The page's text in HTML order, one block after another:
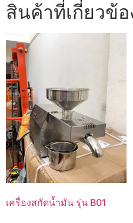
สินค้าที่เกี่ยวข้อ
เครื่องสกัดน้ำมัน รุ่น B01